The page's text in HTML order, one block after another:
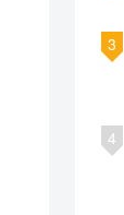
3
4